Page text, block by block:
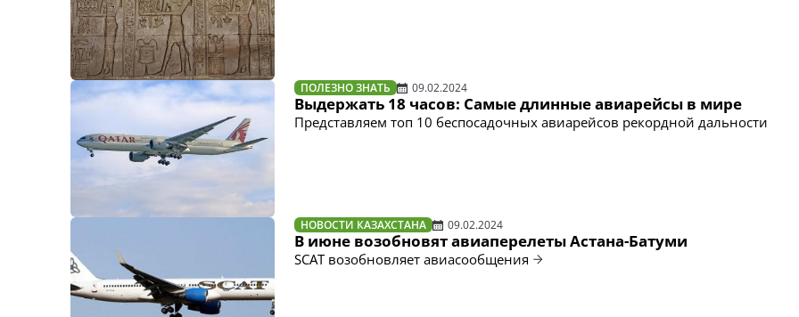
ПОЛЕЗНО ЗНАТЬ 09.02.2024
Выдержать 18 часов: Самые длинные авиарейсы в мире
Представляем топ 10 беспосадочных авиарейсов рекордной дальности
НОВОСТИ КАЗАХСТАНА 09.02.2024
В июне возобновят авиаперелеты Астана-Батуми
SCAT возобновляет авиасообщения